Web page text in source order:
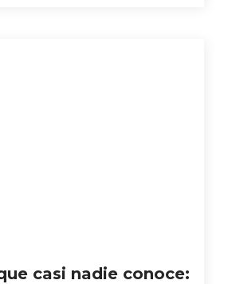
casi nadie conoce: